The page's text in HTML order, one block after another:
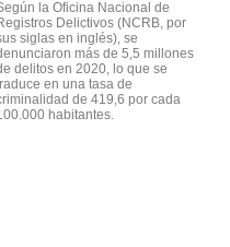
la Oficina Nacional de
Delictivos (NCRB, por
siglas en inglés), se
más de 5,5 millones
delitos en 2020, lo que se
en una tasa de
de 419,6 por cada
habitantes.